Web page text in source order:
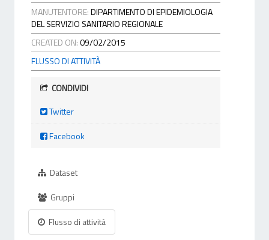
MANUTENTORE:DIPARTIMENTO DI EPIDEMIOLOGIA
DEL SERVIZIO SANITARIO REGIONALE
CREATED ON:09/02/2015
FLUSSO DI ATTIVITÀ
CONDIVIDI
Twitter
Facebook
Dataset
Gruppi
Flusso di attività